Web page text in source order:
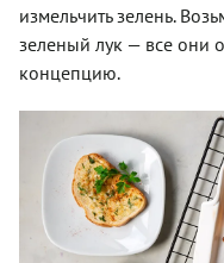
измельчить зелень.
зеленый лук — все они
концепцию.